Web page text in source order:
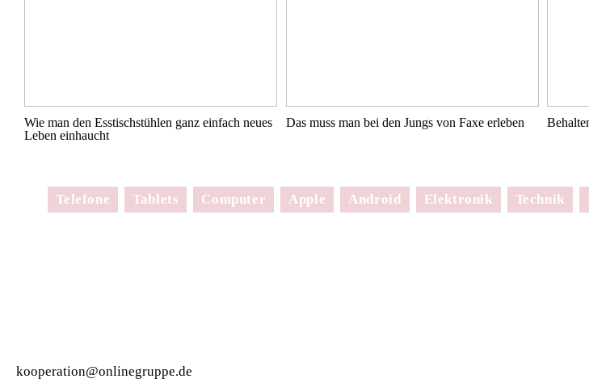
Wie man den Esstischstühlen ganz einfach neues
Leben einhaucht
Das muss man bei den Jungs von Faxe erleben
Telefone Tablets Computer Apple Android Elektronik Technik
kooperation@onlinegruppe.de